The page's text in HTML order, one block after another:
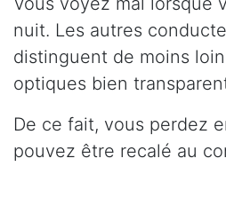
nuit. Les autres
distinguent de moins loin
optiques bien
De ce fait, vous perdez
pouvez être recalé au